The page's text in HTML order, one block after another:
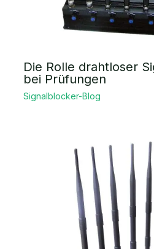
Die Rolle drahtloser
bei Prüfungen
Signalblocker-Blog